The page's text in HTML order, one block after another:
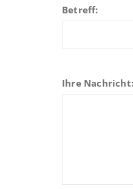
Betreff:
Ihre Nachricht: